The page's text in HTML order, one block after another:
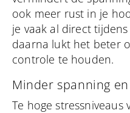
ook meer rust in je
je vaak al direct
daarna lukt het beter
controle te houden.
Minder spanning
Te hoge stressniveaus